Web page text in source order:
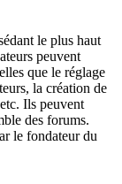
le plus haut
peuvent
que le réglage
la création de
Ils peuvent
des forums.
le fondateur du